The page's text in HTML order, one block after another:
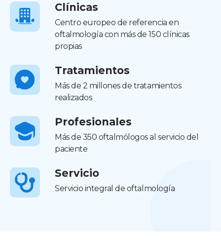
Clínicas
Centro europeo de referencia en
oftalmología con más de 150 clínicas
propias
Tratamientos
Más de 2 millones de tratamientos
realizados
Profesionales
Más de 350 oftalmólogos al servicio del
paciente
Servicio
Servicio integral de oftalmología